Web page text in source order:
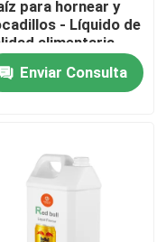
para hornear y
- Líquido de
alimentaria
Enviar Consulta